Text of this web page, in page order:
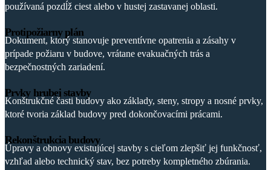
používaná pozdĺž ciest alebo v hustej zastavanej oblasti.
Protipožiarny plán
Dokument, ktorý stanovuje preventívne opatrenia a zásahy v
prípade požiaru v budove, vrátane evakuačných trás a
bezpečnostných zariadení.
Prvky hrubej stavby
Konštrukčné časti budovy ako základy, steny, stropy a nosné prvky,
ktoré tvoria základ budovy pred dokončovacími prácami.
Rekonštrukcia budovy
Úpravy a obnovy existujúcej stavby s cieľom zlepšiť jej funkčnosť,
vzhľad alebo technický stav, bez potreby kompletného zbúrania.